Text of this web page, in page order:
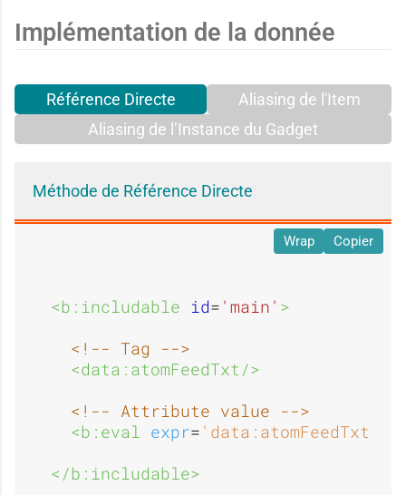
Implémentation de la donnée
Référence Directe
Aliasing de l'Item
Aliasing de l’Instance du Gadget
Méthode de Référence Directe
<b:includable id= 'main' >
<!-- Tag -->
<data:atomFeedTxt/>
<!-- Attribute value -->
<b:eval expr= 'data:atomFeedTxt'
</b:includable>
Wrap Copier